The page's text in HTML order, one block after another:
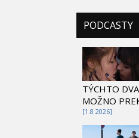
PODCASTY
TÝCHTO
MOŽNO
[1.8 2026]